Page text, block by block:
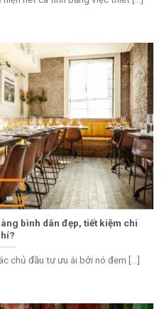
bình dân đẹp, tiết kiệm chi
chủ đầu tư ưu ái bởi nó đem [...]